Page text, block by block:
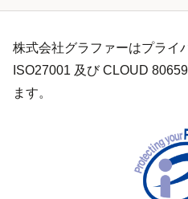
株式会社グラファーはプライ
ISO27001 及び CLOUD
ます。